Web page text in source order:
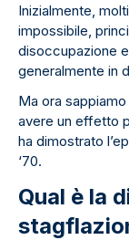
Inizialmente,
impossibile,
disoccupazione
generalmente in
Ma ora
avere un effetto
ha dimostrato
‘70.
Qual è la